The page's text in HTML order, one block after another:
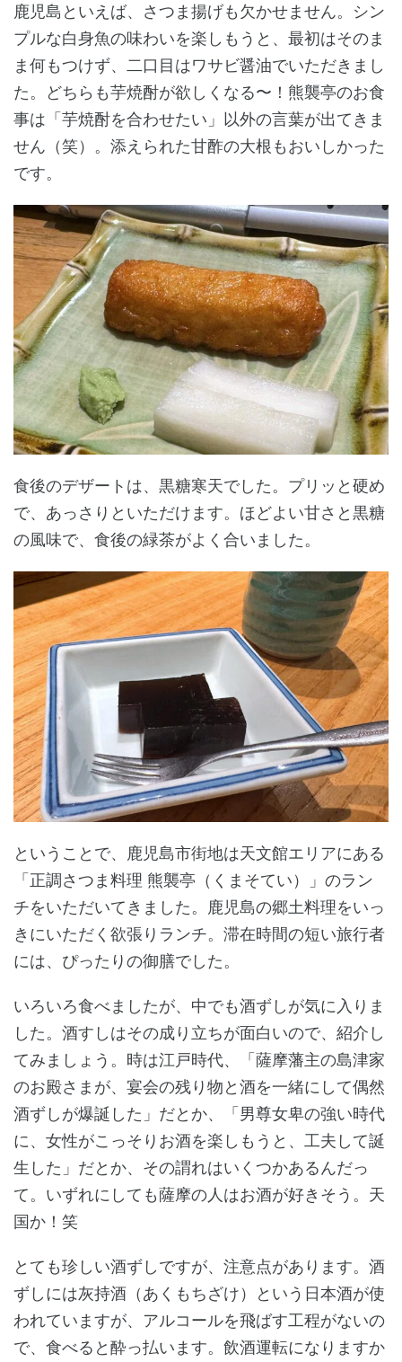
鹿児島といえば、さつま揚げも欠かせません。シン
プルな白身魚の味わいを楽しもうと、最初はそのま
ま何もつけず、二口目はワサビ醤油でいただきまし
た。どちらも芋焼酎が欲しくなる〜！熊襲亭のお食
事は「芋焼酎を合わせたい」以外の言葉が出てきま
せん（笑）。添えられた甘酢の大根もおいしかった
です。
食後のデザートは、黒糖寒天でした。プリッと硬め
で、あっさりといただけます。ほどよい甘さと黒糖
の風味で、食後の緑茶がよく合いました。
ということで、鹿児島市街地は天文館エリアにある
「正調さつま料理 熊襲亭（くまそてい）」のラン
チをいただいてきました。鹿児島の郷土料理をいっ
きにいただく欲張りランチ。滞在時間の短い旅行者
には、ぴったりの御膳でした。
いろいろ食べましたが、中でも酒ずしが気に入りま
した。酒すしはその成り立ちが面白いので、紹介し
てみましょう。時は江戸時代、「薩摩藩主の島津家
のお殿さまが、宴会の残り物と酒を一緒にして偶然
酒ずしが爆誕した」だとか、「男尊女卑の強い時代
に、女性がこっそりお酒を楽しもうと、工夫して誕
生した」だとか、その謂れはいくつかあるんだっ
て。いずれにしても薩摩の人はお酒が好きそう。天
国か！笑
とても珍しい酒ずしですが、注意点があります。酒
ずしには灰持酒（あくもちざけ）という日本酒が使
われていますが、アルコールを飛ばす工程がないの
で、食べると酔っ払います。飲酒運転になりますか